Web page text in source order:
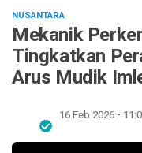
NUSANTARA
Mekanik
Tingkatkan
Arus Mudik
16 Feb 2026 -